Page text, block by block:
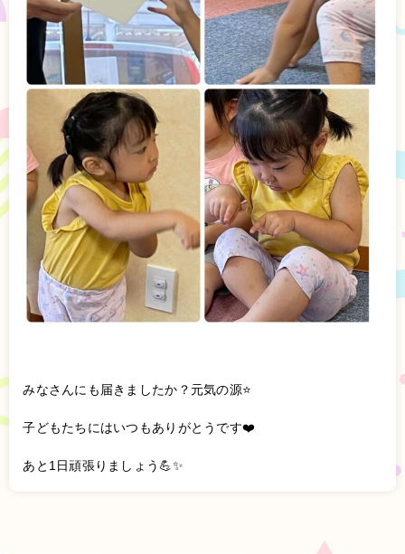
みなさんにも届きましたか？元気の源⭐️
子どもたちにはいつもありがとうです❤️
あと1日頑張りましょう💪✨